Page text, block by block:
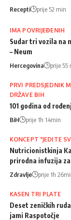
Recepti prije 52 min
IMA POVRIJEĐENIH
Sudar tri vozila na
– Neum
Hercegovina prije 55
PRVI PREDSJEDNIK
DRŽAVE BIH
101 godina od
BiH prije 1h 14min
KONCEPT "JEDITE
Nutricionistkinja
prirodna infuzija
Zdravlje prije 1h
KASEN TRI PLATE
Deset zeničkih
jami Raspotočje